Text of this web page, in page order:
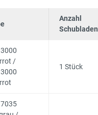
Anzahl
Schubladen
/
1 Stück